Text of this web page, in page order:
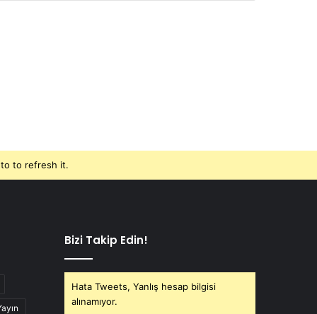
to to refresh it.
Bizi Takip Edin!
Hata Tweets, Yanlış hesap bilgisi
alınamıyor.